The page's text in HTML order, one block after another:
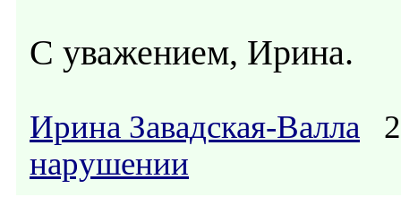
С уважением, Ирина.
Ирина Завадская-Валла
нарушении